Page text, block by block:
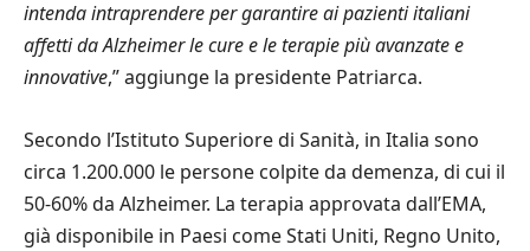
intenda intraprendere per garantire ai pazienti italiani
affetti da Alzheimer le cure e le terapie più avanzate e
innovative,” aggiunge la presidente Patriarca.
Secondo l’Istituto Superiore di Sanità, in Italia sono
circa 1.200.000 le persone colpite da demenza, di cui il
50-60% da Alzheimer. La terapia approvata dall’EMA,
già disponibile in Paesi come Stati Uniti, Regno Unito,